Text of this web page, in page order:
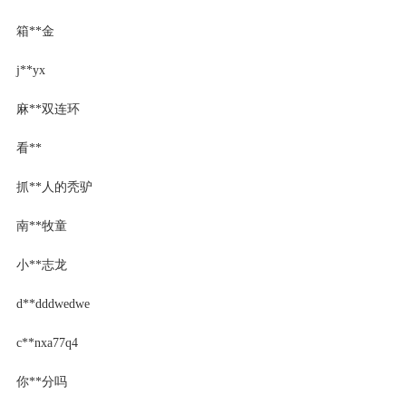
箱**金
j**yx
麻**双连环
看**
抓**人的秃驴
南**牧童
小**志龙
d**dddwedwe
c**nxa77q4
你**分吗